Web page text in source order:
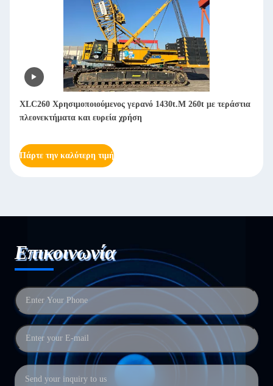
XLC260 Χρησιμοποιούμενος γερανό 1430t.M 260t με τεράστια
πλεονεκτήματα και ευρεία χρήση
Πάρτε την καλύτερη τιμή
Επικοινωνία